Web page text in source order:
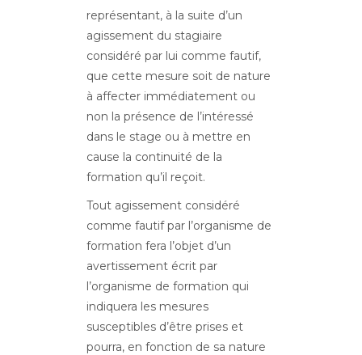
représentant, à la suite d’un
agissement du stagiaire
considéré par lui comme fautif,
que cette mesure soit de nature
à affecter immédiatement ou
non la présence de l’intéressé
dans le stage ou à mettre en
cause la continuité de la
formation qu’il reçoit.
Tout agissement considéré
comme fautif par l’organisme de
formation fera l’objet d’un
avertissement écrit par
l’organisme de formation qui
indiquera les mesures
susceptibles d’être prises et
pourra, en fonction de sa nature